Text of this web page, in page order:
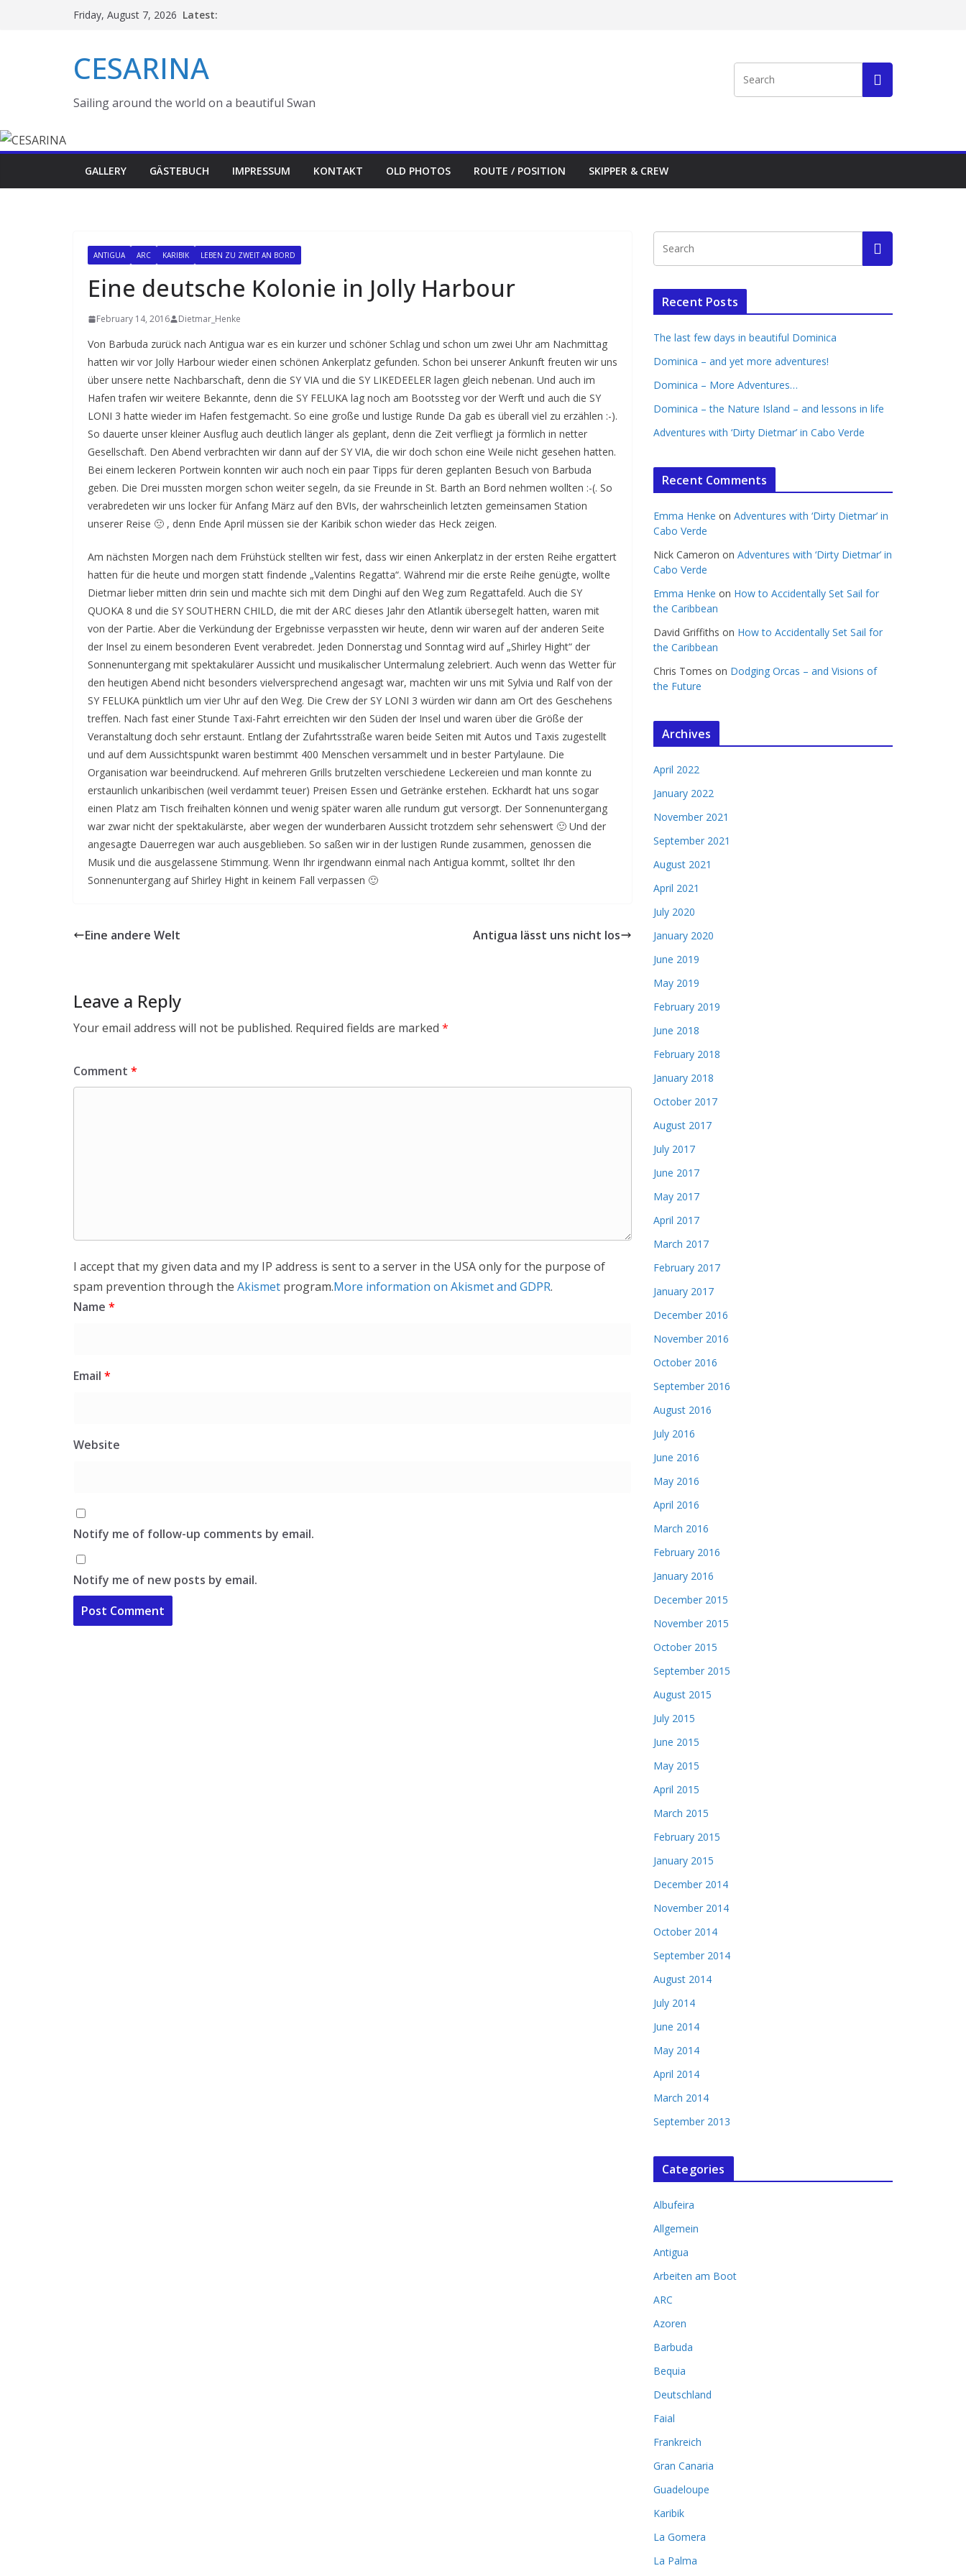
Friday, August 7, 2026 Latest:
CESARINA
Sailing around the world on a beautiful Swan
GALLERY GÄSTEBUCH IMPRESSUM KONTAKT OLD PHOTOS ROUTE / POSITION SKIPPER & CREW
ANTIGUA ARC KARIBIK LEBEN ZU ZWEIT AN BORD
Eine deutsche Kolonie in Jolly Harbour
February 14, 2016 Dietmar_Henke
Von Barbuda zurück nach Antigua war es ein kurzer und schöner Schlag und schon um zwei Uhr am Nachmittag
hatten wir vor Jolly Harbour wieder einen schönen Ankerplatz gefunden. Schon bei unserer Ankunft freuten wir uns
über unsere nette Nachbarschaft, denn die SY VIA und die SY LIKEDEELER lagen gleich nebenan. Und auch im
Hafen trafen wir weitere Bekannte, denn die SY FELUKA lag noch am Bootssteg vor der Werft und auch die SY
LONI 3 hatte wieder im Hafen festgemacht. So eine große und lustige Runde Da gab es überall viel zu erzählen :-).
So dauerte unser kleiner Ausflug auch deutlich länger als geplant, denn die Zeit verfliegt ja förmlich in netter
Gesellschaft. Den Abend verbrachten wir dann auf der SY VIA, die wir doch schon eine Weile nicht gesehen hatten.
Bei einem leckeren Portwein konnten wir auch noch ein paar Tipps für deren geplanten Besuch von Barbuda
geben. Die Drei mussten morgen schon weiter segeln, da sie Freunde in St. Barth an Bord nehmen wollten :-(. So
verabredeten wir uns locker für Anfang März auf den BVIs, der wahrscheinlich letzten gemeinsamen Station
unserer Reise 🙁 , denn Ende April müssen sie der Karibik schon wieder das Heck zeigen.
Am nächsten Morgen nach dem Frühstück stellten wir fest, dass wir einen Ankerplatz in der ersten Reihe ergattert
hatten für die heute und morgen statt findende „Valentins Regatta“. Während mir die erste Reihe genügte, wollte
Dietmar lieber mitten drin sein und machte sich mit dem Dinghi auf den Weg zum Regattafeld. Auch die SY
QUOKA 8 und die SY SOUTHERN CHILD, die mit der ARC dieses Jahr den Atlantik übersegelt hatten, waren mit
von der Partie. Aber die Verkündung der Ergebnisse verpassten wir heute, denn wir waren auf der anderen Seite
der Insel zu einem besonderen Event verabredet. Jeden Donnerstag und Sonntag wird auf „Shirley Hight“ der
Sonnenuntergang mit spektakulärer Aussicht und musikalischer Untermalung zelebriert. Auch wenn das Wetter für
den heutigen Abend nicht besonders vielversprechend angesagt war, machten wir uns mit Sylvia und Ralf von der
SY FELUKA pünktlich um vier Uhr auf den Weg. Die Crew der SY LONI 3 würden wir dann am Ort des Geschehens
treffen. Nach fast einer Stunde Taxi-Fahrt erreichten wir den Süden der Insel und waren über die Größe der
Veranstaltung doch sehr erstaunt. Entlang der Zufahrtsstraße waren beide Seiten mit Autos und Taxis zugestellt
und auf dem Aussichtspunkt waren bestimmt 400 Menschen versammelt und in bester Partylaune. Die
Organisation war beeindruckend. Auf mehreren Grills brutzelten verschiedene Leckereien und man konnte zu
erstaunlich unkaribischen (weil verdammt teuer) Preisen Essen und Getränke erstehen. Eckhardt hat uns sogar
einen Platz am Tisch freihalten können und wenig später waren alle rundum gut versorgt. Der Sonnenuntergang
war zwar nicht der spektakulärste, aber wegen der wunderbaren Aussicht trotzdem sehr sehenswert 🙂 Und der
angesagte Dauerregen war auch ausgeblieben. So saßen wir in der lustigen Runde zusammen, genossen die
Musik und die ausgelassene Stimmung. Wenn Ihr irgendwann einmal nach Antigua kommt, solltet Ihr den
Sonnenuntergang auf Shirley Hight in keinem Fall verpassen 🙂
Eine andere Welt Antigua lässt uns nicht los
Leave a Reply
Your email address will not be published. Required fields are marked *
Comment *
I accept that my given data and my IP address is sent to a server in the USA only for the purpose of
spam prevention through the Akismet program.More information on Akismet and GDPR.
Name *
Email *
Website
Notify me of follow-up comments by email.
Notify me of new posts by email.
Recent Posts
The last few days in beautiful Dominica
Dominica – and yet more adventures!
Dominica – More Adventures…
Dominica – the Nature Island – and lessons in life
Adventures with ‘Dirty Dietmar’ in Cabo Verde
Recent Comments
Emma Henke on Adventures with ‘Dirty Dietmar’ in
Cabo Verde
Nick Cameron on Adventures with ‘Dirty Dietmar’ in
Cabo Verde
Emma Henke on How to Accidentally Set Sail for
the Caribbean
David Griffiths on How to Accidentally Set Sail for
the Caribbean
Chris Tomes on Dodging Orcas – and Visions of
the Future
Archives
April 2022
January 2022
November 2021
September 2021
August 2021
April 2021
July 2020
January 2020
June 2019
May 2019
February 2019
June 2018
February 2018
January 2018
October 2017
August 2017
July 2017
June 2017
May 2017
April 2017
March 2017
February 2017
January 2017
December 2016
November 2016
October 2016
September 2016
August 2016
July 2016
June 2016
May 2016
April 2016
March 2016
February 2016
January 2016
December 2015
November 2015
October 2015
September 2015
August 2015
July 2015
June 2015
May 2015
April 2015
March 2015
February 2015
January 2015
December 2014
November 2014
October 2014
September 2014
August 2014
July 2014
June 2014
May 2014
April 2014
March 2014
September 2013
Categories
Albufeira
Allgemein
Antigua
Arbeiten am Boot
ARC
Azoren
Barbuda
Bequia
Deutschland
Faial
Frankreich
Gran Canaria
Guadeloupe
Karibik
La Gomera
La Palma